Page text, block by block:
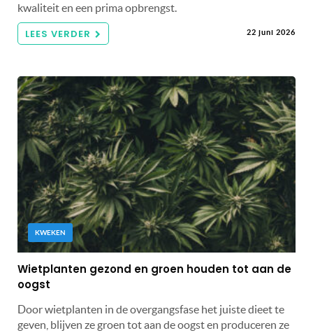
kwaliteit en een prima opbrengst.
LEES VERDER 22 juni 2026
KWEKEN
Wietplanten gezond en groen houden tot aan de
oogst
Door wietplanten in de overgangsfase het juiste dieet te
geven, blijven ze groen tot aan de oogst en produceren ze